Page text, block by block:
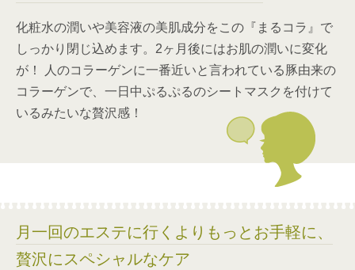
化粧水の潤いや美容液の美肌成分をこの『まるコラ』で
しっかり閉じ込めます。2ヶ月後にはお肌の潤いに変化
が！ 人のコラーゲンに一番近いと言われている豚由来の
コラーゲンで、一日中ぷるぷるのシートマスクを付けて
いるみたいな贅沢感！
月一回のエステに行くよりもっとお手軽に、
贅沢にスペシャルなケア